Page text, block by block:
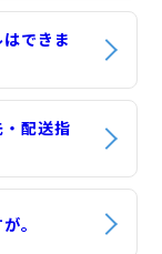
できま
配送指
。